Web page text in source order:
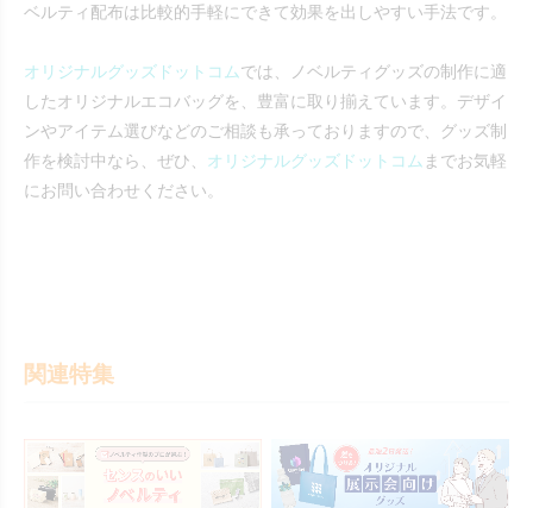
ベルティ配布は比較的手軽にできて効果を出しやすい手法です。
オリジナルグッズドットコムでは、ノベルティグッズの制作に適
したオリジナルエコバッグを、豊富に取り揃えています。デザイ
ンやアイテム選びなどのご相談も承っておりますので、グッズ制
作を検討中なら、ぜひ、 オリジナルグッズドットコム までお気軽
にお問い合わせください。
関連特集